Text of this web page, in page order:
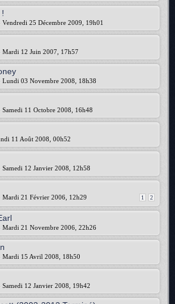
Vendredi 25 Décembre 2009, 19h01
Mardi 12 Juin 2007, 17h57
Lundi 03 Novembre 2008, 18h38
Samedi 11 Octobre 2008, 16h48
11 Août 2008, 00h52
Samedi 12 Janvier 2008, 12h58
1 2
Mardi 21 Février 2006, 12h29
Mardi 21 Novembre 2006, 22h26
Mardi 15 Avril 2008, 18h50
Samedi 12 Janvier 2008, 19h42